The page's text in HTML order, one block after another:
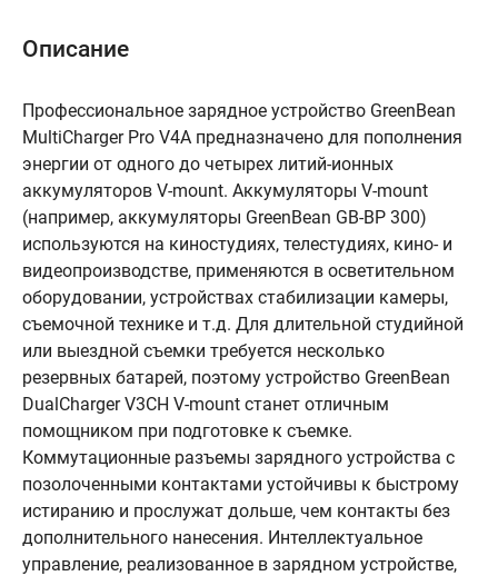
Описание
Профессиональное зарядное устройство GreenBean
MultiCharger Pro V4A предназначено для пополнения
энергии от одного до четырех литий-ионных
аккумуляторов V-mount. Аккумуляторы V-mount
(например, аккумуляторы GreenBean GB-BP 300)
используются на киностудиях, телестудиях, кино- и
видеопроизводстве, применяются в осветительном
оборудовании, устройствах стабилизации камеры,
съемочной технике и т.д. Для длительной студийной
или выездной съемки требуется несколько
резервных батарей, поэтому устройство GreenBean
DualCharger V3CH V-mount станет отличным
помощником при подготовке к съемке.
Коммутационные разъемы зарядного устройства с
позолоченными контактами устойчивы к быстрому
истиранию и прослужат дольше, чем контакты без
дополнительного нанесения. Интеллектуальное
управление, реализованное в зарядном устройстве,